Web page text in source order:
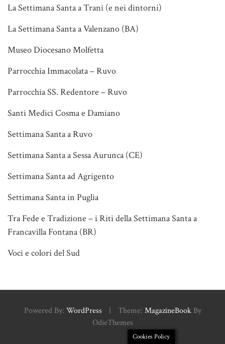
La Settimana Santa a Trani (e nei dintorni)
La Settimana Santa a Valenzano (BA)
Museo Diocesano Molfetta
Parrocchia Immacolata – Ruvo
Parrocchia SS. Redentore – Ruvo
Santi Medici Cosma e Damiano
Settimana Santa a Ruvo
Settimana Santa a Sessa Aurunca (CE)
Settimana Santa ad Agrigento
Settimana Santa in Puglia
Tra Fede e Tradizione – i Riti della Settimana Santa a
Francavilla Fontana (BR)
Voci e colori del Sud
Powered By: WordPress Theme: MagazineBookBy
OdieThemes
Cookies Policy